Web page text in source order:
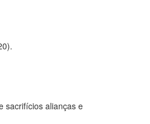
sacrifícios alianças e